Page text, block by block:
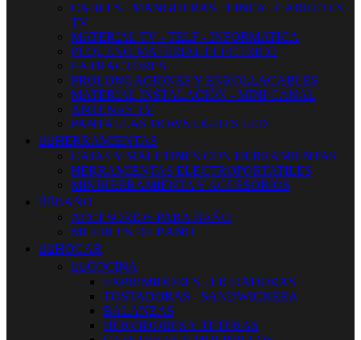
CABLES - MANGUERAS - LINEA - CARRETES -
TV
MATERIAL TV - TELF - INFORMATICA
PEQUEÑO MATERIAL ELECTRICO
EXTRACTORES
PROLONGACIONES Y ENROLLACABLES
MATERIAL INSTALACIÓN - MINI CANAL
ANTENAS TV
PANTALLAS-DOWNLIGHTS LED
 HERRAMIENTAS
CAJAS Y MALETINES CON HERRAMIENTAS
HERRAMIENTAS ELECTROPORTATILES
MINIHERRAMIENTA Y ACCESORIOS
 BAÑO
ACCESORIOS PARA BAÑO
MUEBLES DE BAÑO
 HOGAR
 COCINA
EXPRIMIDORES - LICUADORAS
TOSTADORAS - SANDWICHERA
BALANZAS
HERVIDORES Y TETERAS